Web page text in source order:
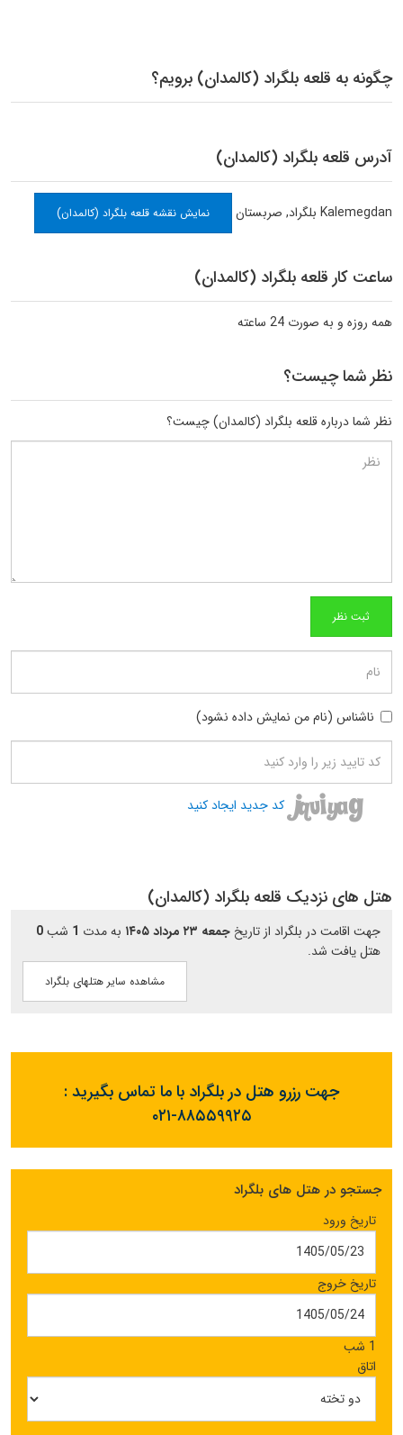
چگونه به قلعه بلگراد (کالمدان) برویم؟
آدرس قلعه بلگراد (کالمدان)
Kalemegdan بلگراد, صربستان نمایش نقشه قلعه بلگراد (کالمدان)
ساعت کار قلعه بلگراد (کالمدان)
همه روزه و به صورت 24 ساعته
نظر شما چیست؟
نظر شما درباره قلعه بلگراد (کالمدان) چیست؟
ناشناس (نام من نمایش داده نشود)
کد جدید ایجاد کنید
هتل های نزدیک قلعه بلگراد (کالمدان)
جهت اقامت در بلگراد از تاریخ جمعه ۲۳ مرداد ۱۴۰۵ به مدت 1 شب0
هتل یافت شد.
مشاهده سایر هتلهای بلگراد
جهت رزرو هتل در بلگراد با ما تماس بگیرید :
۰۲۱-۸۸۵۵۹۹۲۵
جستجو در هتل های بلگراد
تاریخ ورود
تاریخ خروج
1 شب
اتاق